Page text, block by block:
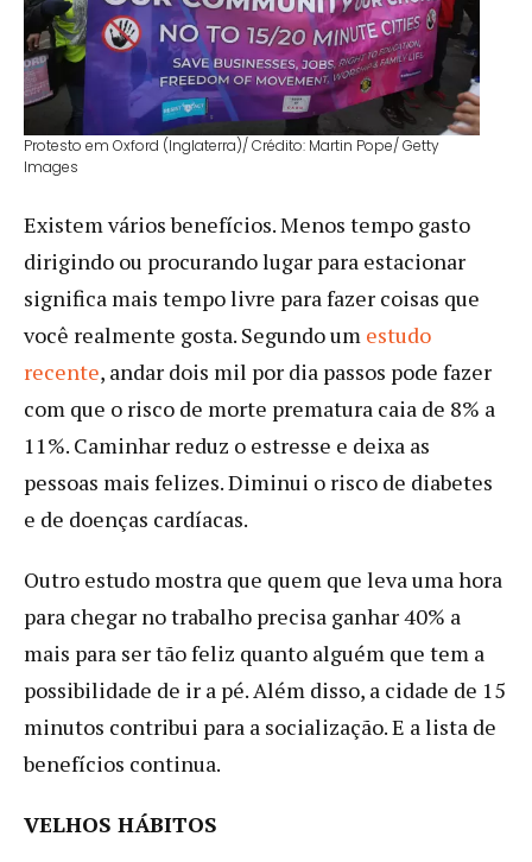
Protesto em Oxford (Inglaterra)/ Crédito: Martin Pope/ Getty
Images
Existem vários benefícios. Menos tempo gasto
dirigindo ou procurando lugar para estacionar
significa mais tempo livre para fazer coisas que
você realmente gosta. Segundo um estudo
recente, andar dois mil por dia passos pode fazer
com que o risco de morte prematura caia de 8% a
11%. Caminhar reduz o estresse e deixa as
pessoas mais felizes. Diminui o risco de diabetes
e de doenças cardíacas.
Outro estudo mostra que quem que leva uma hora
para chegar no trabalho precisa ganhar 40% a
mais para ser tão feliz quanto alguém que tem a
possibilidade de ir a pé. Além disso, a cidade de 15
minutos contribui para a socialização. E a lista de
benefícios continua.
VELHOS HÁBITOS